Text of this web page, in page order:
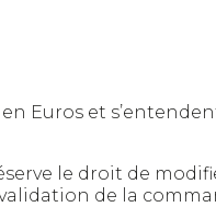
Euros et
le droit de
de la